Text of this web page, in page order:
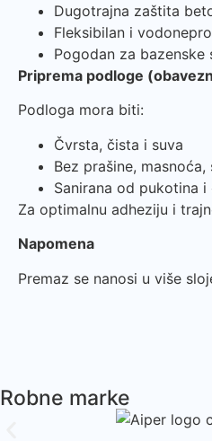
Dugotrajna zaštita
Fleksibilan i
Pogodan za bazenske
Priprema podloge
Podloga mora biti:
Čvrsta, čista i suva
Bez prašine,
Sanirana od pukotina i
Za optimalnu adheziju i
Napomena
Premaz se nanosi u više
Robne marke